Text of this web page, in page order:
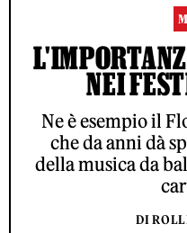
NEI
Ne è esempio il
che da anni dà
della musica da
DI